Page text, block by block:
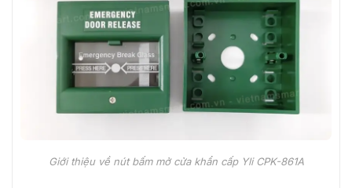
Giới thiệu về nút bấm mở cửa khẩn cấp Yli CPK-861A